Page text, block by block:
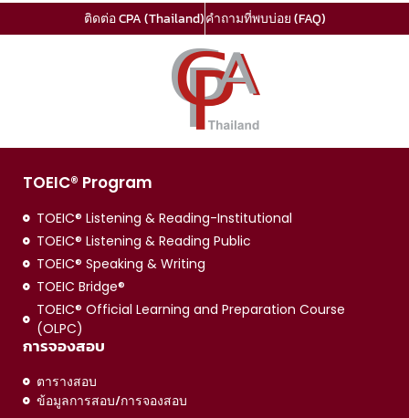
ติดต่อ CPA (Thailand)คำถามที่พบบ่อย (FAQ)
TOEIC® Program
TOEIC® Listening & Reading-Institutional
TOEIC® Listening & Reading Public
TOEIC® Speaking & Writing
TOEIC Bridge®
TOEIC® Official Learning and Preparation Course
(OLPC)
การจองสอบ
ตารางสอบ
ข้อมูลการสอบ/การจองสอบ